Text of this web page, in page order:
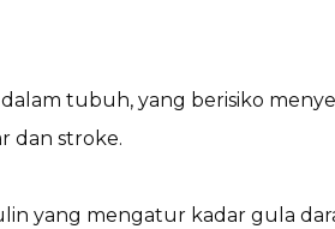
tubuh, yang berisiko
dan stroke.
yang mengatur kadar gula